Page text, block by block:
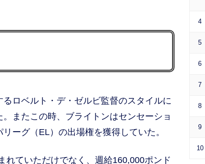
ロベルト・デ・ゼルビ監督のスタイルに
またこの時、ブライトンはセンセーショ
ーグ（EL）の出場権を獲得していた。
ていただけでなく、週給160,000ポンド
4
5
6
7
8
9
10